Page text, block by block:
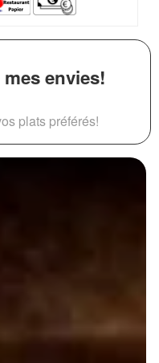
envies!
plats préférés!